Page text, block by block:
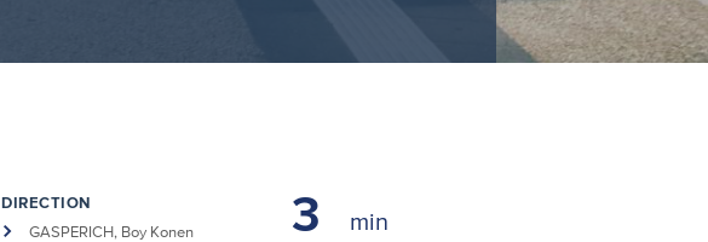
DIRECTION
GASPERICH, Boy Konen
3